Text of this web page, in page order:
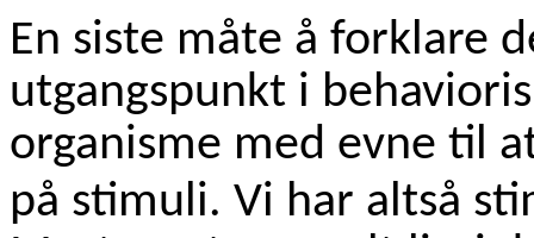
En siste måte å forklare
utgangspunkt i
organisme med evne til
på stimuli. Vi har altså